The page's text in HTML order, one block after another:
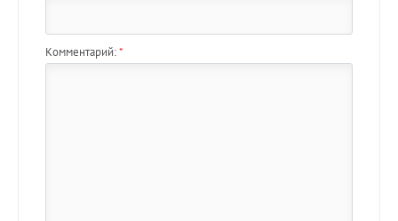
Комментарий:*